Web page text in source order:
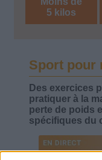
5 kilos
Sport pour
Des exercices
pratiquer à la
perte de poids
spécifiques du